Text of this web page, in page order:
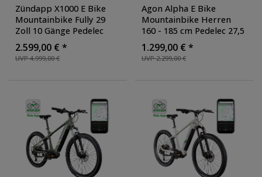
Zündapp X1000 E Bike
Mountainbike Fully 29
Zoll 10 Gänge Pedelec
Herren 165 - 190 cm
Elektrofahrrad 730Wh
Farbe: schwarz
UVP 4.999,00 €
2.599,00 € *
Agon Alpha E Bike
Mountainbike Herren
160 - 185 cm Pedelec 27,5
Zoll Hardtail MTB Trail
mit Ananda Motor 10
Gang 540 Wh
UVP 2.299,00 €
1.299,00 € *